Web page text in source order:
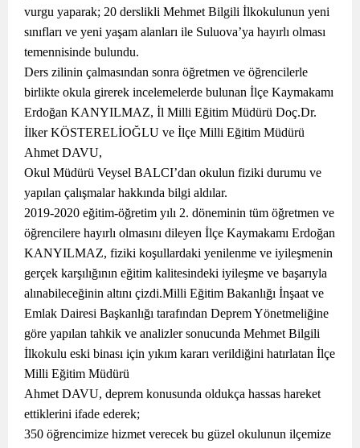
vurgu yaparak; 20 derslikli Mehmet Bilgili İlkokulunun yeni
sınıfları ve yeni yaşam alanları ile Suluova’ya hayırlı olması
temennisinde bulundu.
Ders zilinin çalmasından sonra öğretmen ve öğrencilerle
birlikte okula girerek incelemelerde bulunan İlçe Kaymakamı
Erdoğan KANYILMAZ, İl Milli Eğitim Müdürü Doç.Dr.
İlker KÖSTERELİOĞLU ve İlçe Milli Eğitim Müdürü
Ahmet DAVU,
Okul Müdürü Veysel BALCI’dan okulun fiziki durumu ve
yapılan çalışmalar hakkında bilgi aldılar.
2019-2020 eğitim-öğretim yılı 2. döneminin tüm öğretmen ve
öğrencilere hayırlı olmasını dileyen İlçe Kaymakamı Erdoğan
KANYILMAZ, fiziki koşullardaki yenilenme ve iyileşmenin
gerçek karşılığının eğitim kalitesindeki iyileşme ve başarıyla
alınabileceğinin altını çizdi.Milli Eğitim Bakanlığı İnşaat ve
Emlak Dairesi Başkanlığı tarafından Deprem Yönetmeliğine
göre yapılan tahkik ve analizler sonucunda Mehmet Bilgili
İlkokulu eski binası için yıkım kararı verildiğini hatırlatan İlçe
Milli Eğitim Müdürü
Ahmet DAVU, deprem konusunda oldukça hassas hareket
ettiklerini ifade ederek;
350 öğrencimize hizmet verecek bu güzel okulunun ilçemize